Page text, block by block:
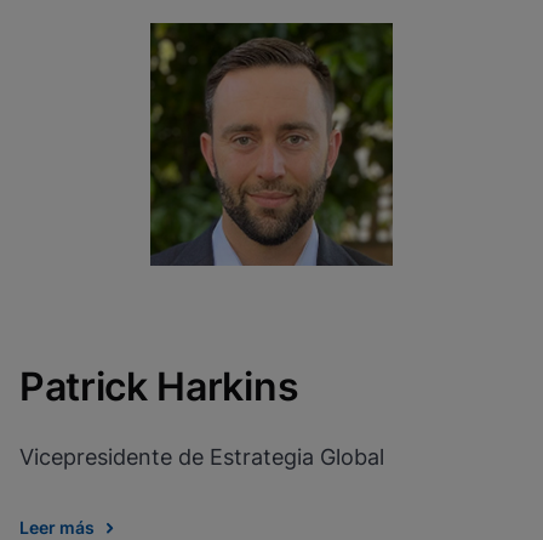
Patrick Harkins
Vicepresidente de Estrategia Global
Leer más